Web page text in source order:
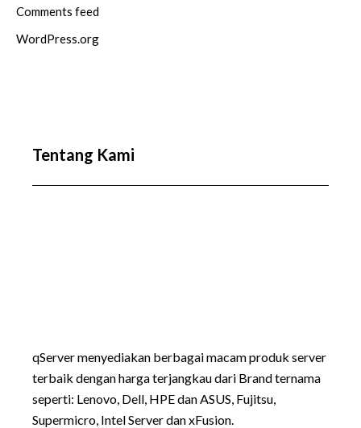
Comments feed
WordPress.org
Tentang Kami
qServer menyediakan berbagai macam produk server
terbaik dengan harga terjangkau dari Brand ternama
seperti: Lenovo, Dell, HPE dan ASUS, Fujitsu,
Supermicro, Intel Server dan xFusion.